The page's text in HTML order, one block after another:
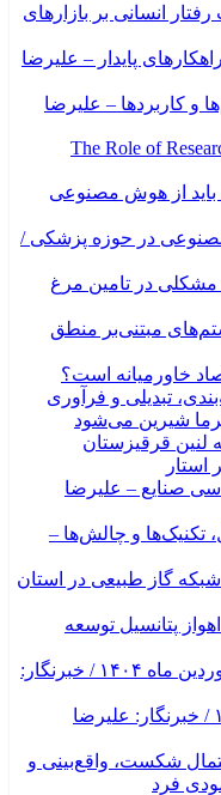
انسانی بر بازارهای
پایدار – علیرضا
و کاربردها – علیرضا
The Role of
باید از هوش مصنوعی
در حوزه پزشکی /
مشکلی در تامین مرغ
مبتنی‌بر منطق
خاورمیانه است؟
تبدیلی و فرآوری
شیرین می‌شود
لنین قرقیزستان
استار
صنایع – علیرضا
و چالش‌ها –
۷۴۰۰ کیلومتر شبکه گاز طبیعی در استان
پتانسیل توسعه
قیمت بازارهای کالایی در ۳۱م فروردین ماه ۱۴۰۴ / خبرنگار:
قیمت دلار در ۳۰م اسفندماه ۱۴۰۳ / خبرنگار: علیرضا
شکست، واقع‌بینی و
فرد